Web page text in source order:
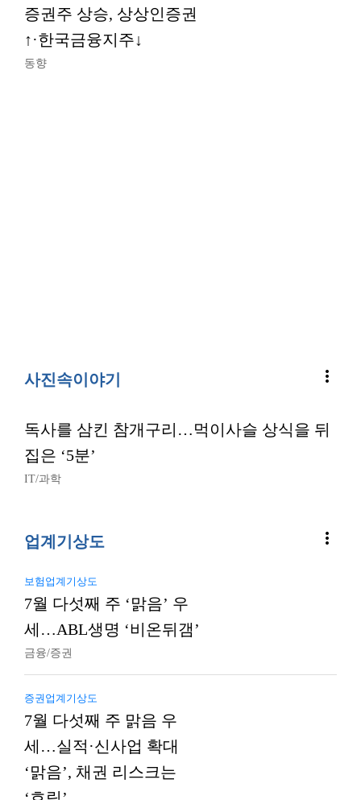
증권주 상승, 상상인증권
↑·한국금융지주↓
동향
사진속이야기 more_vert
독사를 삼킨 참개구리…먹이사슬 상식을 뒤
집은 ‘5분’
IT/과학
업계기상도 more_vert
보험업계기상도
7월 다섯째 주 ‘맑음’ 우
세…ABL생명 ‘비온뒤갬’
금융/증권
증권업계기상도
7월 다섯째 주 맑음 우
세…실적·신사업 확대
‘맑음’, 채권 리스크는